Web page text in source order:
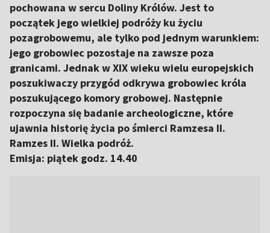
pochowana w sercu Doliny Królów. Jest to
początek jego wielkiej podróży ku życiu
pozagrobowemu, ale tylko pod jednym warunkiem:
jego grobowiec pozostaje na zawsze poza
granicami. Jednak w XIX wieku wielu europejskich
poszukiwaczy przygód odkrywa grobowiec króla
poszukującego komory grobowej. Następnie
rozpoczyna się badanie archeologiczne, które
ujawnia historię życia po śmierci Ramzesa II.
Ramzes II. Wielka podróż.
Emisja: piątek godz. 14.40